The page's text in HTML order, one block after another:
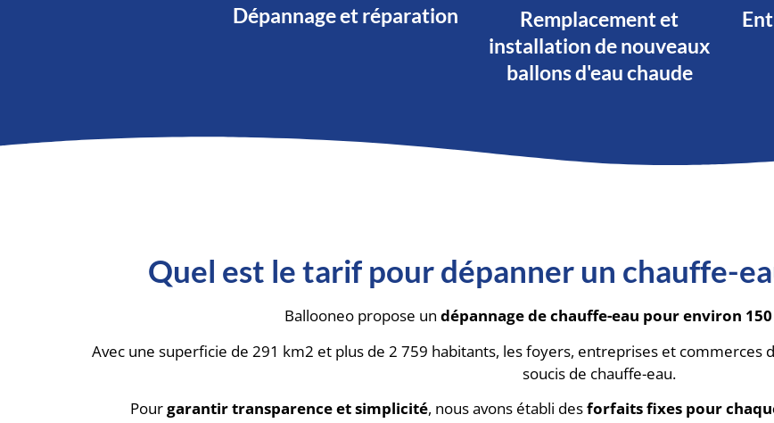
Dépannage et réparation
Remplacement et
installation de nouveaux
ballons d'eau chaude
Quel est le tarif pour dépanner un chauffe-
Ballooneo propose un dépannage de chauffe-eau pour environ
Avec une superficie de 291 km2 et plus de 2 759 habitants, les foyers, entreprises et
soucis de chauffe-eau.
Pourgarantir transparence et simplicité, nous avons établi desforfaits fixes pour